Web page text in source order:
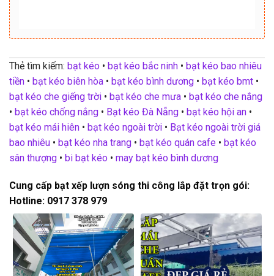
Thẻ tìm kiếm: bạt kéo • bạt kéo bắc ninh • bạt kéo bao nhiêu
tiền • bạt kéo biên hòa • bạt kéo bình dương • bạt kéo bmt •
bạt kéo che giếng trời • bạt kéo che mưa • bạt kéo che nắng
• bạt kéo chống nắng • Bạt kéo Đà Nẵng • bạt kéo hội an •
bạt kéo mái hiên • bạt kéo ngoài trời • Bạt kéo ngoài trời giá
bao nhiêu • bạt kéo nha trang • bạt kéo quán cafe • bạt kéo
sân thượng • bi bạt kéo • may bạt kéo bình dương
Cung cấp bạt xếp lượn sóng thi công lắp đặt trọn gói:
Hotline: 0917 378 979